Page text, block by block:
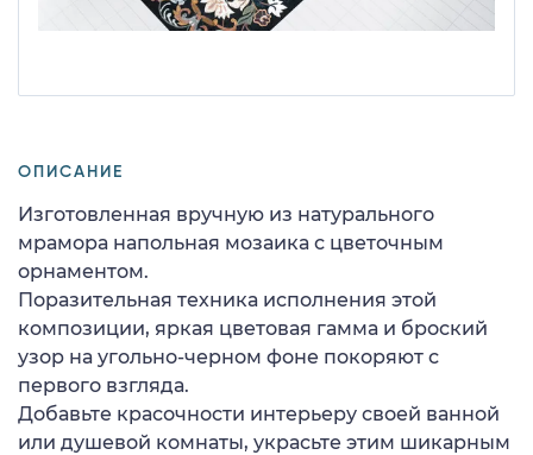
ОПИСАНИЕ
Изготовленная вручную из натурального
мрамора напольная мозаика с цветочным
орнаментом.
Поразительная техника исполнения этой
композиции, яркая цветовая гамма и броский
узор на угольно-черном фоне покоряют с
первого взгляда.
Добавьте красочности интерьеру своей ванной
или душевой комнаты, украсьте этим шикарным